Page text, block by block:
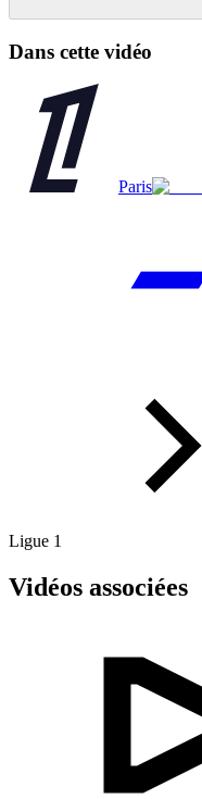
Dans cette vidéo
Paris
Ligue 1
Vidéos associées